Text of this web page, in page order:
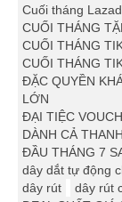
Cuối tháng
CUỐI THÁNG
CUỐI THÁNG
CUỐI THÁNG
ĐẶC QUYỀN
LỚN
ĐẠI TIỆC
DÀNH CẢ
ĐẦU THÁNG 7
dây dắt tự động
dây rút
dây rút